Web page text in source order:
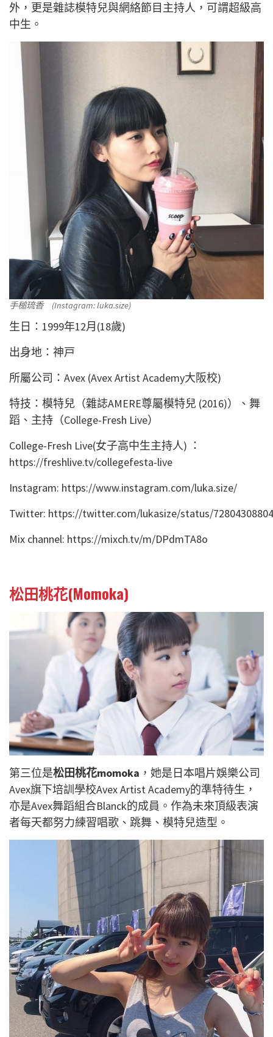
外，更是雜誌模特兒與網絡節目主持人，可謂超級高
中生。
手槌琉香 (Instagram: luka.size)
生日：1999年12月(18歲)
出身地：神戸
所屬公司：Avex (Avex Artist Academy大阪校)
特技：模特兒（雜誌AMERE尊屬模特兒 (2016)）、舞
蹈、主持（College-Fresh Live）
College-Fresh Live(女子高中生主持人) ：
https://freshlive.tv/collegefesta-live
Instagram: https://www.instagram.com/luka.size/
Twitter: https://twitter.com/lukasize/status/
Mix channel: https://mixch.tv/m/DPdmTA8o
松田桃花(Momoka)
第三位是松田桃花momoka ，她是日本唱片娛樂公司
Avex旗下培訓學校Avex Artist Academy的準特待生，
亦是Avex舞蹈組合Blanck的成員。作為未來頂級表演
者每天都努力練習唱歌、跳舞、模特兒造型。